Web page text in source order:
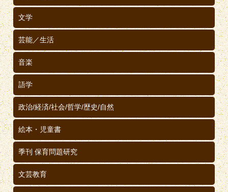
文学
芸能／生活
音楽
語学
政治/経済/社会/哲学/歴史/自然
絵本・児童書
季刊 保育問題研究
文芸教育